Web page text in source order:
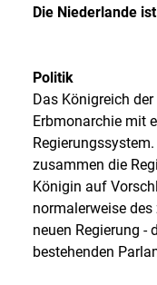
Die Niederlande
Politik
Das Königreich
Erbmonarchie mit
zusammen die
Königin auf
normalerweise
neuen Regierung -
bestehenden